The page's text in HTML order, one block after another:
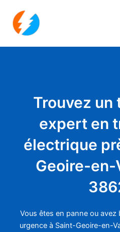
contenu
Trouvez un
expert en
électrique
Geoire-en-
Vous êtes en panne ou avez
urgence à Saint-Geoire-en-